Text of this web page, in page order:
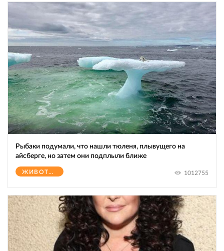
Рыбаки подумали, что нашли тюленя, плывущего на
айсберге, но затем они подплыли ближе
ЖИВОТНЫЕ 1012755